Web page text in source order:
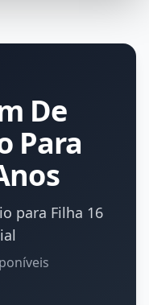
De
Para
para Filha 16